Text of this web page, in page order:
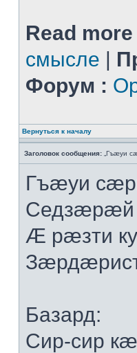
Read more
смысле |
Форум :
Вернуться к началу
Заголовок сообщения: „Гъæуи
Гъæуи
Седзæрæй
Æ рæзти
Базард:
Сир-сир